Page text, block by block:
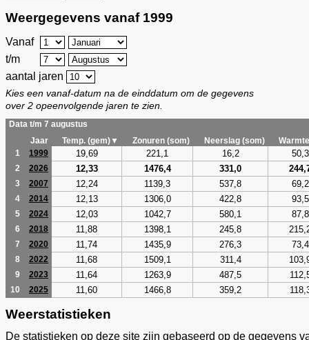
Weergegevens vanaf 1999
Vanaf
t/m
aantal jaren
Kies een vanaf-datum na de einddatum om de gegevens
over 2 opeenvolgende jaren te zien.
Data t/m 7 augustus
Jaar
Temp. (gem)▼ Zonuren (som) Neerslag (som)
1
1999 19,69 221,1 16,2 50,3
2 2026 12,33 1476,4 331,0
3 2007 12,24 1139,3 537,8 69,2
4 2014 12,13 1306,0 422,8 93,5
5 2024 12,03 1042,7 580,1 87,8
6 2018 11,88 1398,1 245,8
7 2020 11,74 1435,9 276,3 73,4
8 2022 11,68 1509,1 311,4
9 2023 11,64 1263,9 487,5
10 2025 11,60 1466,8 359,2
Weerstatistieken
De statistieken op deze site zijn gebaseerd op de gegevens